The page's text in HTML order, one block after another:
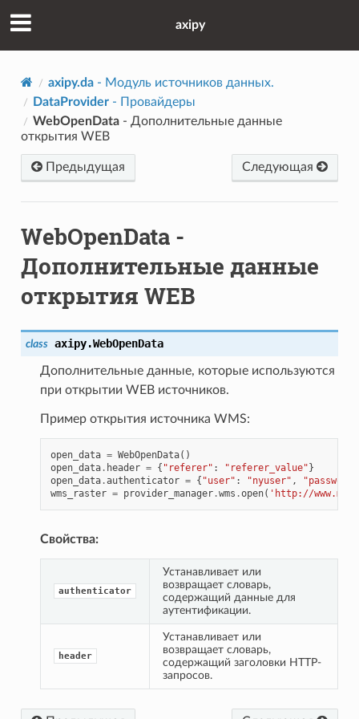
axipy
axipy.da- Модуль источников данных.
DataProvider- Провайдеры
WebOpenData- Дополнительные данные
открытия WEB
Предыдущая Следующая
WebOpenData-
Дополнительные данные
открытия WEB
class axipy.WebOpenData
Дополнительные данные, которые используются
при открытии WEB источников.
Пример открытия источника WMS:
open_data = WebOpenData()
open_data. header = { "referer" : "referer_value"}
open_data.authenticator = { "user" : "nyuser" , "password"
wms_raster = provider_manager.wms .open( 'http://
Свойства:
authenticator
Устанавливает или
возвращает словарь,
содержащий данные для
аутентификации.
header
Устанавливает или
возвращает словарь,
содержащий заголовки HTTP-
запросов.